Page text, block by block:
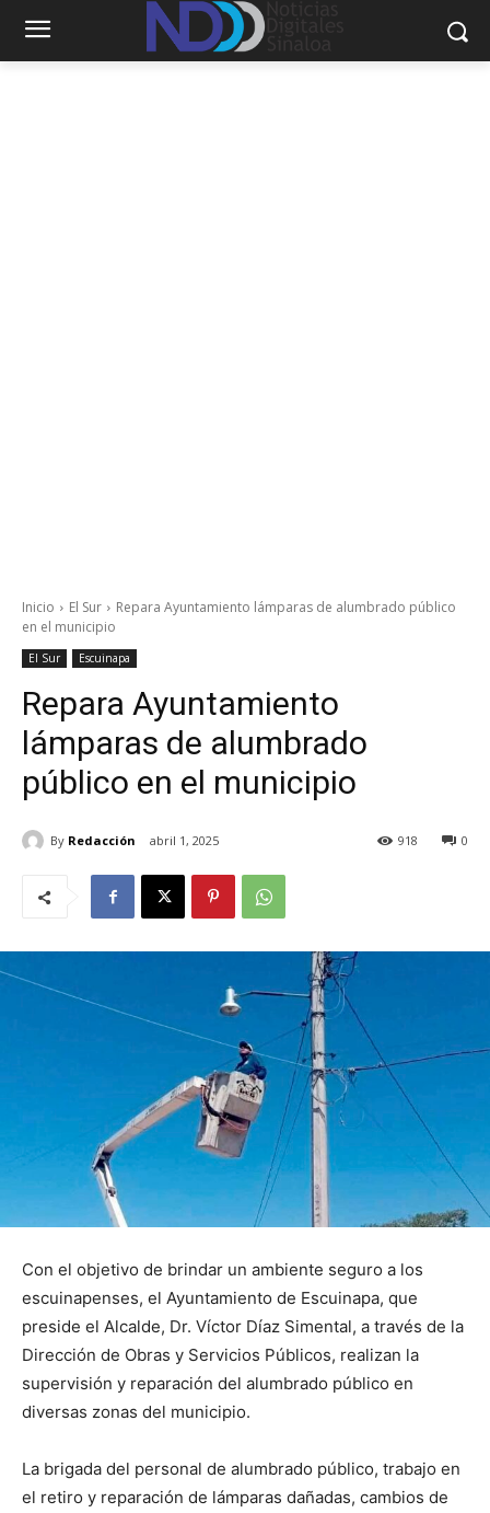
Inicio El Sur
Repara Ayuntamiento lámparas de alumbrado público
en el municipio
El Sur Escuinapa
Repara Ayuntamiento
lámparas de alumbrado
público en el municipio
By Redacción abril 1, 2025 0
918
Con el objetivo de brindar un ambiente seguro a los
escuinapenses, el Ayuntamiento de Escuinapa, que
preside el Alcalde, Dr. Víctor Díaz Simental, a través de la
Dirección de Obras y Servicios Públicos, realizan la
supervisión y reparación del alumbrado público en
diversas zonas del municipio.
La brigada del personal de alumbrado público, trabajo en
el retiro y reparación de lámparas dañadas, cambios de